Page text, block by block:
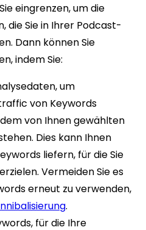
eingrenzen, um die
die Sie in Ihrer Podcast-
Dann können Sie
indem Sie:
um
von Keywords
von Ihnen gewählten
Dies kann Ihnen
liefern, für die Sie
Vermeiden Sie es
erneut zu verwenden,
.
für die Ihre